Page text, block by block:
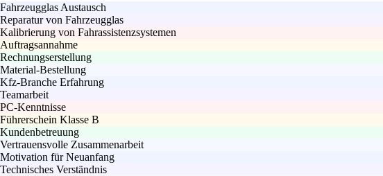
Fahrzeugglas Austausch
Reparatur von Fahrzeugglas
Kalibrierung von Fahrassistenzsystemen
Auftragsannahme
Rechnungserstellung
Material-Bestellung
Kfz-Branche Erfahrung
Teamarbeit
PC-Kenntnisse
Führerschein Klasse B
Kundenbetreuung
Vertrauensvolle Zusammenarbeit
Motivation für Neuanfang
Technisches Verständnis